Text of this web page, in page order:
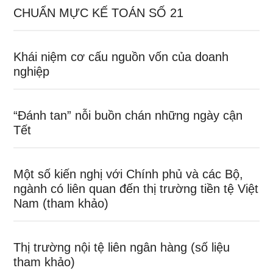
CHUẨN MỰC KẾ TOÁN SỐ 21
Khái niệm cơ cấu nguồn vốn của doanh
nghiệp
“Đánh tan” nỗi buồn chán những ngày cận
Tết
Một số kiến nghị với Chính phủ và các Bộ,
ngành có liên quan đến thị trường tiền tệ Việt
Nam (tham khảo)
Thị trường nội tệ liên ngân hàng (số liệu
tham khảo)